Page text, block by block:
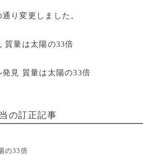
り変更しました。
質量は太陽の33倍
見 質量は太陽の33倍
の訂正記事
の33倍